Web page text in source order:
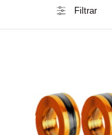
Filtrar